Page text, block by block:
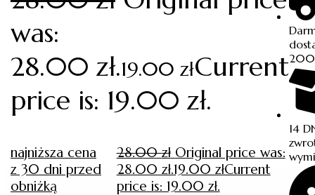
was:
28.00 zł.19.00 złCurrent
price is: 19.00 zł.
najniższa cena
z 30 dni przed
obniżką
28.00zł Original price was:
28.00 zł.19.00 złCurrent
price is: 19.00 zł.
14